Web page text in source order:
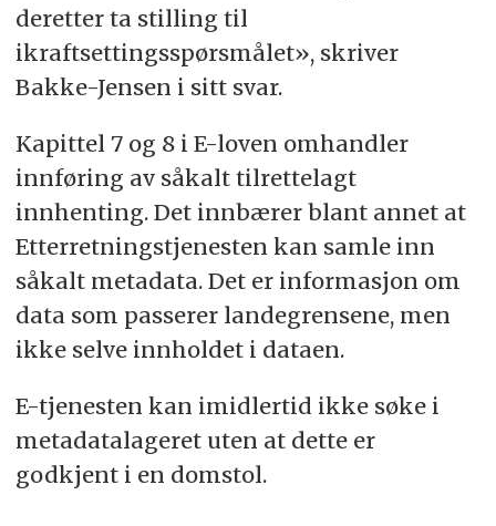
deretter ta stilling til
ikraftsettingsspørsmålet», skriver
Bakke-Jensen i sitt svar.
Kapittel 7 og 8 i E-loven omhandler
innføring av såkalt tilrettelagt
innhenting. Det innbærer blant annet at
Etterretningstjenesten kan samle inn
såkalt metadata. Det er informasjon om
data som passerer landegrensene, men
ikke selve innholdet i dataen.
E-tjenesten kan imidlertid ikke søke i
metadatalageret uten at dette er
godkjent i en domstol.